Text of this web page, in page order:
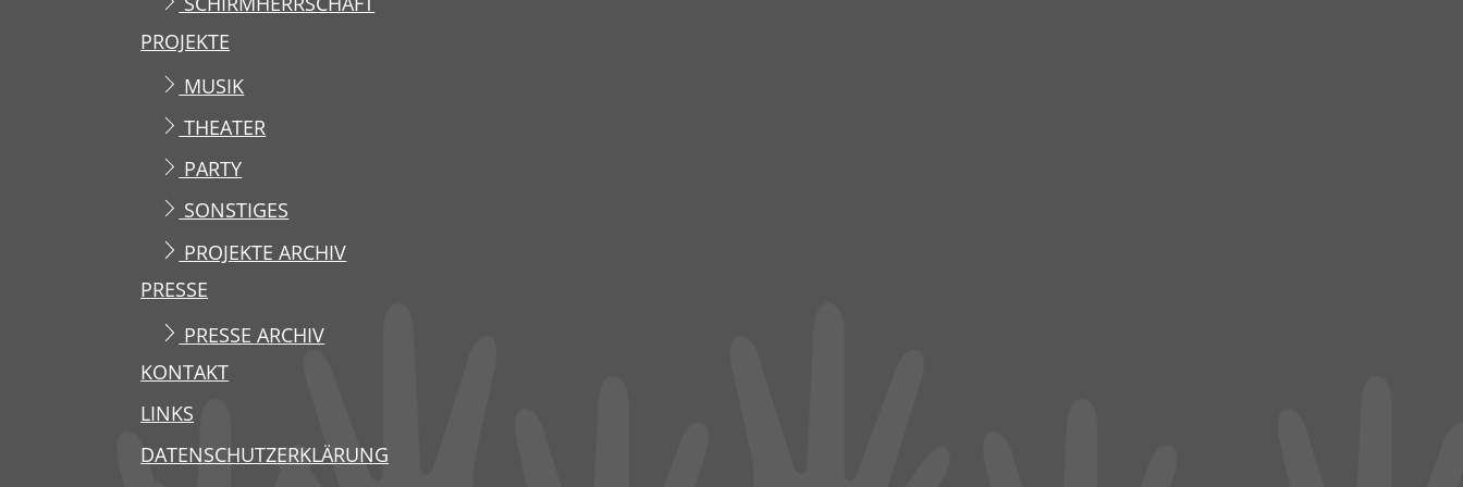
PROJEKTE
MUSIK
THEATER
PARTY
SONSTIGES
PROJEKTE ARCHIV
PRESSE
PRESSE ARCHIV
KONTAKT
LINKS
DATENSCHUTZERKLÄRUNG